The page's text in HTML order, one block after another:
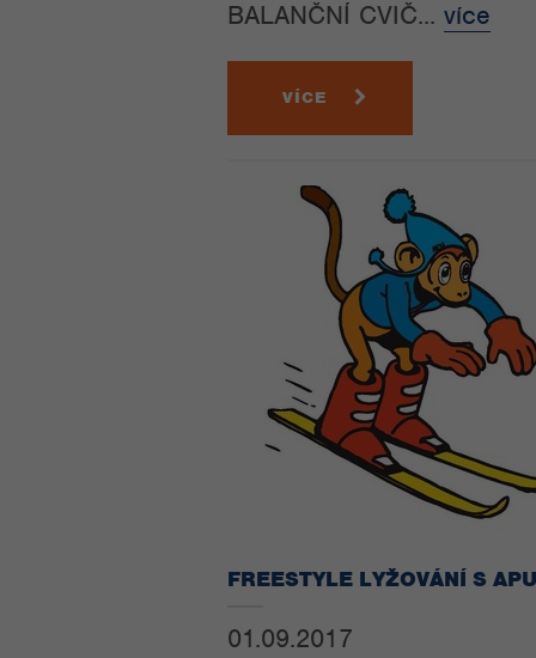
BALANČNÍ CVIČ... více
VÍCE
FREESTYLE LYŽOVÁNÍ S
01.09.2017